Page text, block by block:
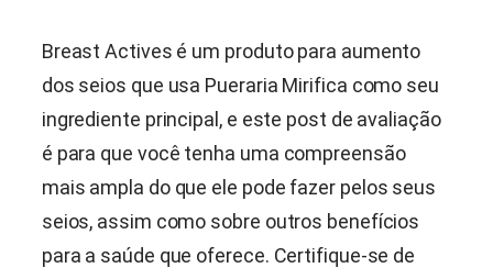
Breast Actives é um produto para aumento
dos seios que usa Pueraria Mirifica como seu
ingrediente principal, e este post de avaliação
é para que você tenha uma compreensão
mais ampla do que ele pode fazer pelos seus
seios, assim como sobre outros benefícios
para a saúde que oferece. Certifique-se de